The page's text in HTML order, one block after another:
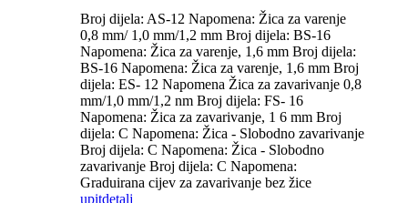
Broj dijela: AS-12 Napomena: Žica za varenje
0,8 mm/ 1,0 mm/1,2 mm Broj dijela: BS-16
Napomena: Žica za varenje, 1,6 mm Broj dijela:
BS-16 Napomena: Žica za varenje, 1,6 mm Broj
dijela: ES- 12 Napomena Žica za zavarivanje 0,8
mm/1,0 mm/1,2 nm Broj dijela: FS- 16
Napomena: Žica za zavarivanje, 1 6 mm Broj
dijela: C Napomena: Žica - Slobodno zavarivanje
Broj dijela: C Napomena: Žica - Slobodno
zavarivanje Broj dijela: C Napomena:
Graduirana cijev za zavarivanje bez žice
upitdetalj